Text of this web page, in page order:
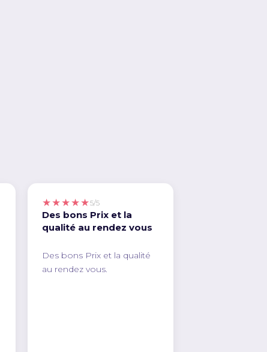
★★★★★5/5
Des bons Prix et la
qualité au rendez vous
Des bons Prix et la qualité
au rendez vous.